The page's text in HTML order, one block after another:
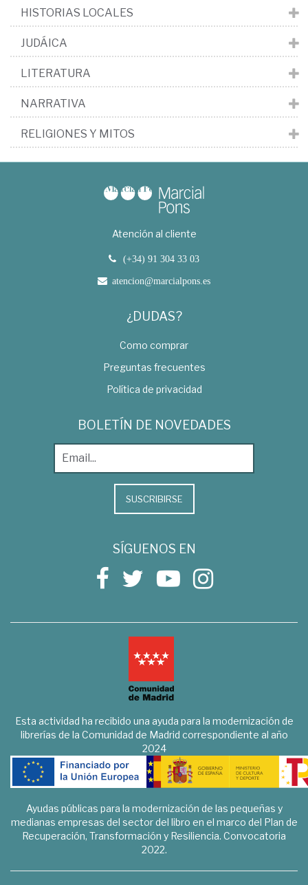
HISTORIAS LOCALES
JUDÁICA
LITERATURA
NARRATIVA
RELIGIONES Y MITOS
Atención al cliente
(+34) 91 304 33 03
atencion@marcialpons.es
¿DUDAS?
Como comprar
Preguntas frecuentes
Política de privacidad
BOLETÍN DE NOVEDADES
SUSCRIBIRSE
SÍGUENOS EN
Esta actividad ha recibido una ayuda para la modernización de
librerías de la Comunidad de Madrid correspondiente al año
2024
Ayudas públicas para la modernización de las pequeñas y
medianas empresas del sector del libro en el marco del Plan de
Recuperación, Transformación y Resiliencia. Convocatoria
2022.